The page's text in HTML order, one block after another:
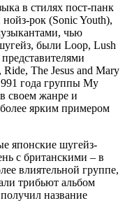
в стилях пост-панк
рок (Sonic Youth),
чью
были Loop, Lush
The Jesus and Mary
года группы My
своем жанре и
ярким примером
японские шугейз-
с британскими – в
влиятельной группе,
трибьют альбом
название